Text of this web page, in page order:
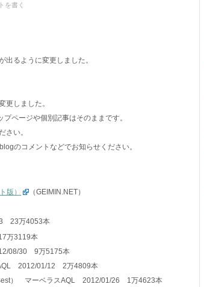
を書く
るように変更しました。
更しました。
ページや個別記事はそのままです。
さい。
のコメントなどでお知らせください。
版）
（GEIMIN.NET）
23万4053本
万3119本
08/30 9万5175本
2012/01/12 2万4809本
） マーベラスAQL 2012/01/26 1万4623本